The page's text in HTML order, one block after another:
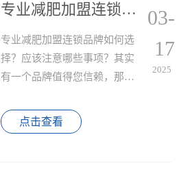
个性化减肥方案，深受加盟商
与消费者信赖。
专业减肥加盟连锁品牌如何选择？应该注意哪些事项？
专业减肥加盟连锁品牌如何选
择？应该注意哪些事项？其实
有一个品牌值得您信赖，那就
减肥理念、显著的减肥效果和
全方位的加盟扶持政策，成为
点击查看
03-
17
2025